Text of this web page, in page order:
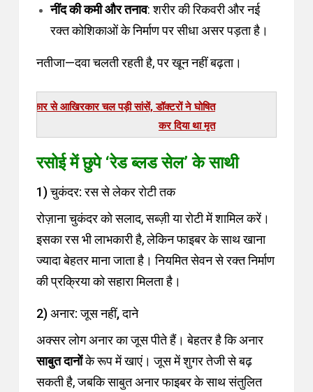
नींद की कमी और तनाव: शरीर की रिकवरी और नई
रक्त कोशिकाओं के निर्माण पर सीधा असर पड़ता है।
नतीजा—दवा चलती रहती है, पर खून नहीं बढ़ता।
मां की पुकार से आखिरकार चल पड़ी सांसें, डॉक्टरों ने घोषित
कर दिया था मृत
रसोई में छुपे ‘रेड ब्लड सेल’ के साथी
1) चुकंदर: रस से लेकर रोटी तक
रोज़ाना चुकंदर को सलाद, सब्ज़ी या रोटी में शामिल करें।
इसका रस भी लाभकारी है, लेकिन फाइबर के साथ खाना
ज्यादा बेहतर माना जाता है। नियमित सेवन से रक्त निर्माण
की प्रक्रिया को सहारा मिलता है।
2) अनार: जूस नहीं, दाने
अक्सर लोग अनार का जूस पीते हैं। बेहतर है कि अनार
साबुत दानोंके रूप में खाएं। जूस में शुगर तेजी से बढ़
सकती है, जबकि साबुत अनार फाइबर के साथ संतुलित